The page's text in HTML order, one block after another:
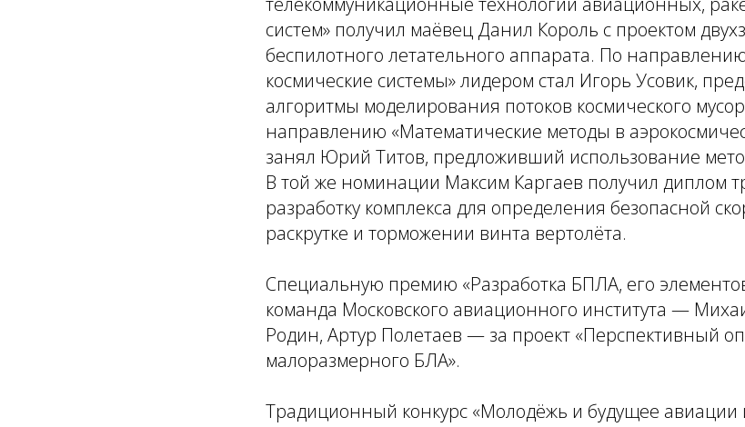
систем» получил маёвец Данил Король с проектом
беспилотного летательного аппарата. По
космические системы» лидером стал Игорь Усовик,
алгоритмы моделирования потоков космического
направлению «Математические методы в
занял Юрий Титов, предложивший использование
В той же номинации Максим Каргаев получил диплом
разработку комплекса для определения безопасной
раскрутке и торможении винта вертолёта.
Специальную премию «Разработка БПЛА, его
команда Московского авиационного института —
Родин, Артур Полетаев — за проект «Перспективный
малоразмерного БЛА».
Традиционный конкурс «Молодёжь и будущее авиации